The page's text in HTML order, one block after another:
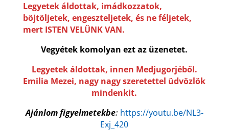
Legyetek áldottak, imádkozzatok,
böjtöljetek, engeszteljetek, és ne féljetek,
mert ISTEN VELÜNK VAN.
Vegyétek komolyan ezt az üzenetet.
Legyetek áldottak, innen Medjugorjéből.
Emilia Mezei, nagy nagy szeretettel üdvözlök
mindenkit.
Ajánlom figyelmetekbe:https://youtu.be/NL3-
Exj_420